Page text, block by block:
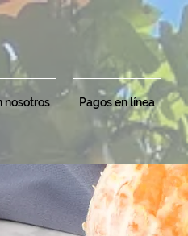
nosotros Pagos en línea